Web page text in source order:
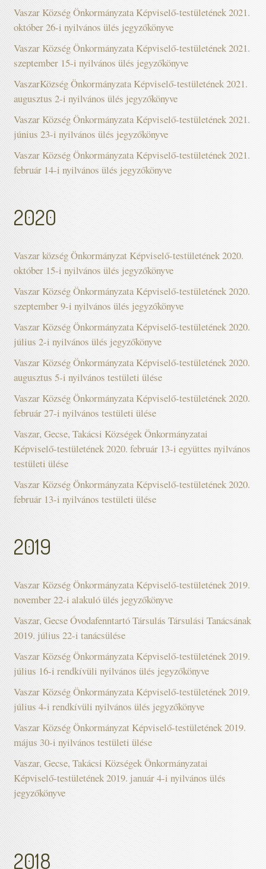
Vaszar Község Önkormányzata Képviselő-testületének 2021.
október 26-i nyilvános ülés jegyzőkönyve
Vaszar Község Önkormányzata Képviselő-testületének 2021.
szeptember 15-i nyilvános ülés jegyzőkönyve
VaszarKözség Önkormányzata Képviselő-testületének 2021.
augusztus 2-i nyilvános ülés jegyzőkönyve
Vaszar Község Önkormányzata Képviselő-testületének 2021.
június 23-i nyilvános ülés jegyzőkönyve
Vaszar Község Önkormányzata Képviselő-testületének 2021.
február 14-i nyilvános ülés jegyzőkönyve
2020
Vaszar község Önkormányzat Képviselő-testületének 2020.
október 15-i nyilvános ülés jegyzőkönyve
Vaszar Község Önkormányzata Képviselő-testületének 2020.
szeptember 9-i nyilvános ülés jegyzőkönyve
Vaszar Község Önkormányzata Képviselő-testületének 2020.
július 2-i nyilvános ülés jegyzőkönyve
Vaszar Község Önkormányzata Képviselő-testületének 2020.
augusztus 5-i nyilvános testületi ülése
Vaszar Község Önkormányzata Képviselő-testületének 2020.
február 27-i nyilvános testületi ülése
Vaszar, Gecse, Takácsi Községek Önkormányzatai
Képviselő-testületének 2020. február 13-i együttes nyilvános
testületi ülése
Vaszar Község Önkormányzata Képviselő-testületének 2020.
február 13-i nyilvános testületi ülése
2019
Vaszar Község Önkormányzata Képviselő-testületének 2019.
november 22-i alakuló ülés jegyzőkönyve
Vaszar, Gecse Óvodafenntartó Társulás Társulási Tanácsának
2019. július 22-i tanácsülése
Vaszar Község Önkormányzata Képviselő-testületének 2019.
július 16-i rendkívüli nyilvános ülés jegyzőkönyve
Vaszar Község Önkormányzata Képviselő-testületének 2019.
július 4-i rendkívüli nyilvános ülés jegyzőkönyve
Vaszar Község Önkormányzat Képviselő-testületének 2019.
május 30-i nyilvános testületi ülése
Vaszar, Gecse, Takácsi Községek Önkormányzatai
Képviselő-testületének 2019. január 4-i nyilvános ülés
jegyzőkönyve
2018